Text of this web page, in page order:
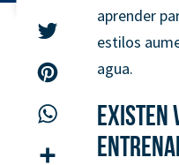
Pinterest
WhatsApp
Compartir
aprender
estilos
agua.
Existen